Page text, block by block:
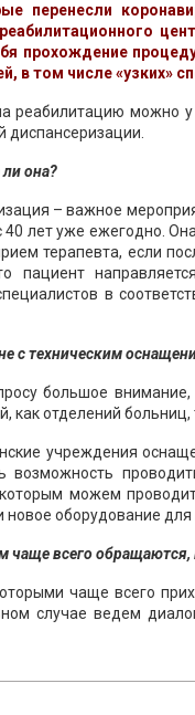
перенесли
прохождение
в том числе «узких»
реабилитацию можно
диспансеризации.
она?
– важное
40 лет уже ежегодно.
терапевта, если
пациент
в
с техническим
большое внимание,
как отделений больниц,
учреждения
возможность
можем
оборудование для
чаще всего обращаются,
чаще всего
случае ведем